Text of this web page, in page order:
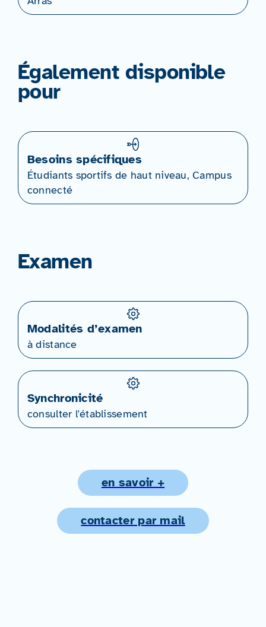
Également disponible
pour
Besoins spécifiques
Étudiants sportifs de haut niveau, Campus
connecté
Examen
Modalités d’examen
à distance
Synchronicité
consulter l'établissement
en savoir +
contacter par mail